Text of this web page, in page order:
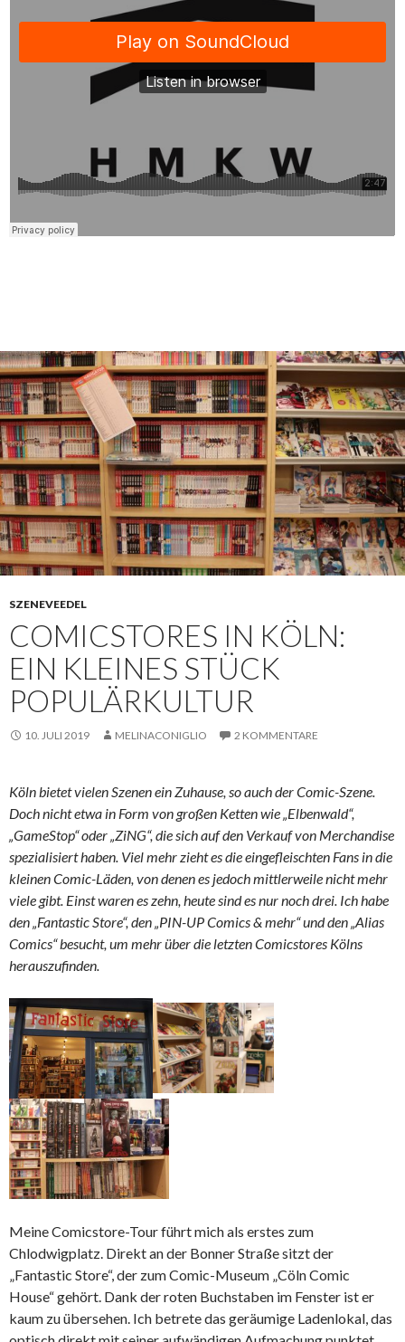
SZENEVEEDEL
COMICSTORES IN KÖLN:
EIN KLEINES STÜCK
POPULÄRKULTUR
10. JULI 2019 MELINACONIGLIO 2 KOMMENTARE
Köln bietet vielen Szenen ein Zuhause, so auch der Comic-Szene.
Doch nicht etwa in Form von großen Ketten wie „Elbenwald“,
„GameStop“ oder „ZiNG“, die sich auf den Verkauf von Merchandise
spezialisiert haben. Viel mehr zieht es die eingefleischten Fans in die
kleinen Comic-Läden, von denen es jedoch mittlerweile nicht mehr
viele gibt. Einst waren es zehn, heute sind es nur noch drei. Ich habe
den „Fantastic Store“, den „PIN-UP Comics & mehr“ und den „Alias
Comics“ besucht, um mehr über die letzten Comicstores Kölns
herauszufinden.
Meine Comicstore-Tour führt mich als erstes zum
Chlodwigplatz. Direkt an der Bonner Straße sitzt der
„Fantastic Store“, der zum Comic-Museum „Cöln Comic
House“ gehört. Dank der roten Buchstaben im Fenster ist er
kaum zu übersehen. Ich betrete das geräumige Ladenlokal, das